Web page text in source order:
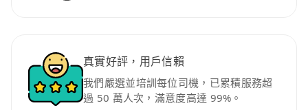
真實好評，用戶信賴
我們嚴選並培訓每位司機，已累積服務超
過 50 萬人次，滿意度高達 99%。